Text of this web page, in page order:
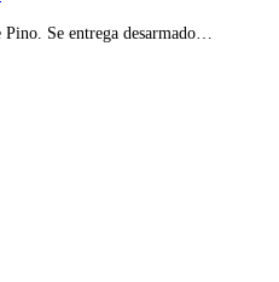
Pino. Se entrega desarmado…